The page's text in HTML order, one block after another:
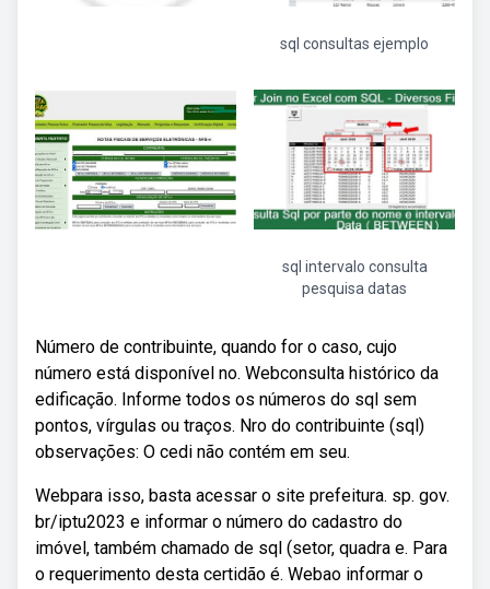
sql consultas ejemplo
sql intervalo consulta
pesquisa datas
Número de contribuinte, quando for o caso, cujo
número está disponível no. Webconsulta histórico da
edificação. Informe todos os números do sql sem
pontos, vírgulas ou traços. Nro do contribuinte (sql)
observações: O cedi não contém em seu.
Webpara isso, basta acessar o site prefeitura. sp. gov.
br/iptu2023 e informar o número do cadastro do
imóvel, também chamado de sql (setor, quadra e. Para
o requerimento desta certidão é. Webao informar o